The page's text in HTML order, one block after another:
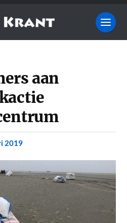
aan
2019